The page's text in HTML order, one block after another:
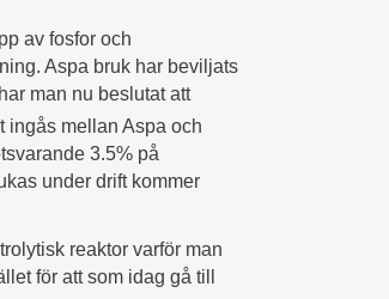
av fosfor och
Aspa bruk har beviljats
man nu beslutat att
ingås mellan Aspa och
3.5% på
under drift kommer
reaktor varför man
för att som idag gå till